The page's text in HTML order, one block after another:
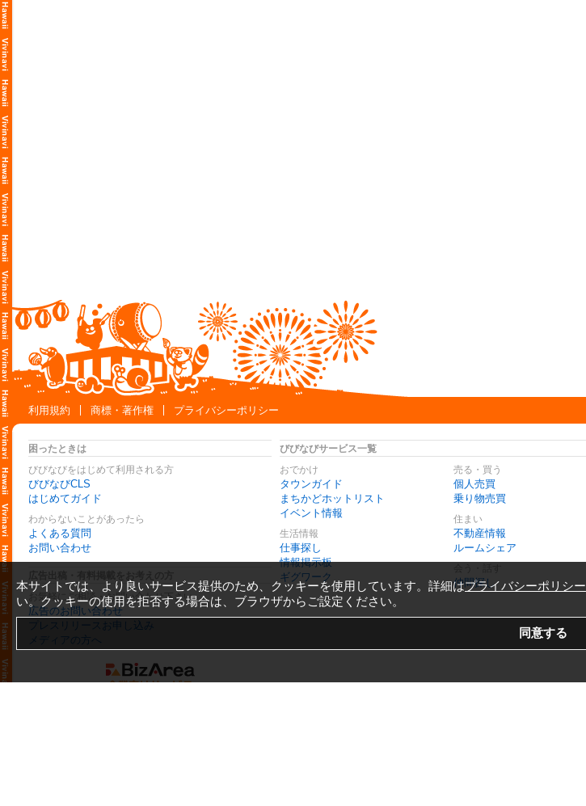
利用規約
商標・著作権 プライバシーポリシー
困ったときは
びびなびをはじめて利用される方
びびなびCLS
はじめてガイド
わからないことがあったら
よくある質問
お問い合わせ
お気軽にご相談・お問い合わせ下さい
広告のお問い合わせ
プレスリリースお申し込み
メディアの方へ
びびなびサービス一覧
おでかけ
タウンガイド
まちかどホットリスト
イベント情報
生活情報
仕事探し
情報掲示板
ギグワーク
売る・買う
個人売買
乗り物売買
住まい
不動産情報
ルームシェア
仲間探し
本サイトでは、より良いサービス提供のため、クッキーを使用しています。詳細はプライバシーポリシー
い。クッキーの使用を拒否する場合は、ブラウザからご設定ください。